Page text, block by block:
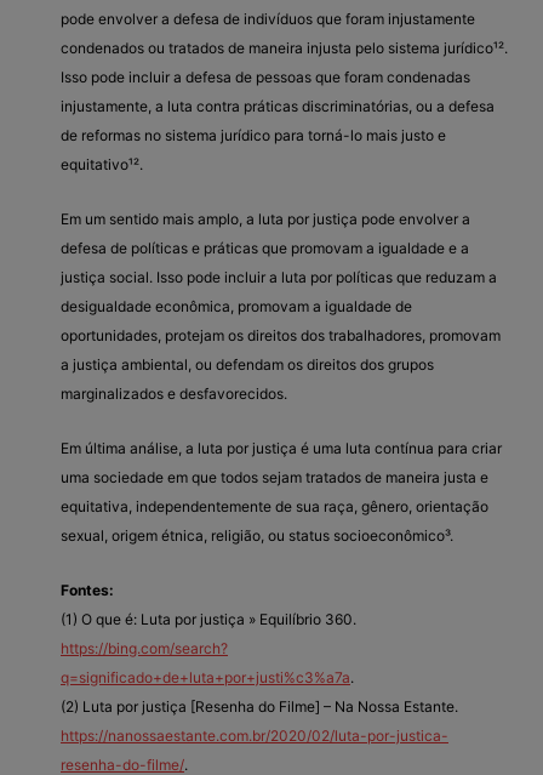
pode envolver a defesa de indivíduos que foram injustamente
condenados ou tratados de maneira injusta pelo sistema jurídico¹².
Isso pode incluir a defesa de pessoas que foram condenadas
injustamente, a luta contra práticas discriminatórias, ou a defesa
de reformas no sistema jurídico para torná-lo mais justo e
equitativo¹².
Em um sentido mais amplo, a luta por justiça pode envolver a
defesa de políticas e práticas que promovam a igualdade e a
justiça social. Isso pode incluir a luta por políticas que reduzam a
desigualdade econômica, promovam a igualdade de
oportunidades, protejam os direitos dos trabalhadores, promovam
a justiça ambiental, ou defendam os direitos dos grupos
marginalizados e desfavorecidos.
Em última análise, a luta por justiça é uma luta contínua para criar
uma sociedade em que todos sejam tratados de maneira justa e
equitativa, independentemente de sua raça, gênero, orientação
sexual, origem étnica, religião, ou status socioeconômico³.
Fontes:
(1) O que é: Luta por justiça » Equilíbrio 360.
https://bing.com/search?
q=significado+de+luta+por+justi%c3%a7a.
(2) Luta por justiça [Resenha do Filme] – Na Nossa Estante.
https://nanossaestante.com.br/2020/02/luta-por-justica-
resenha-do-filme/.